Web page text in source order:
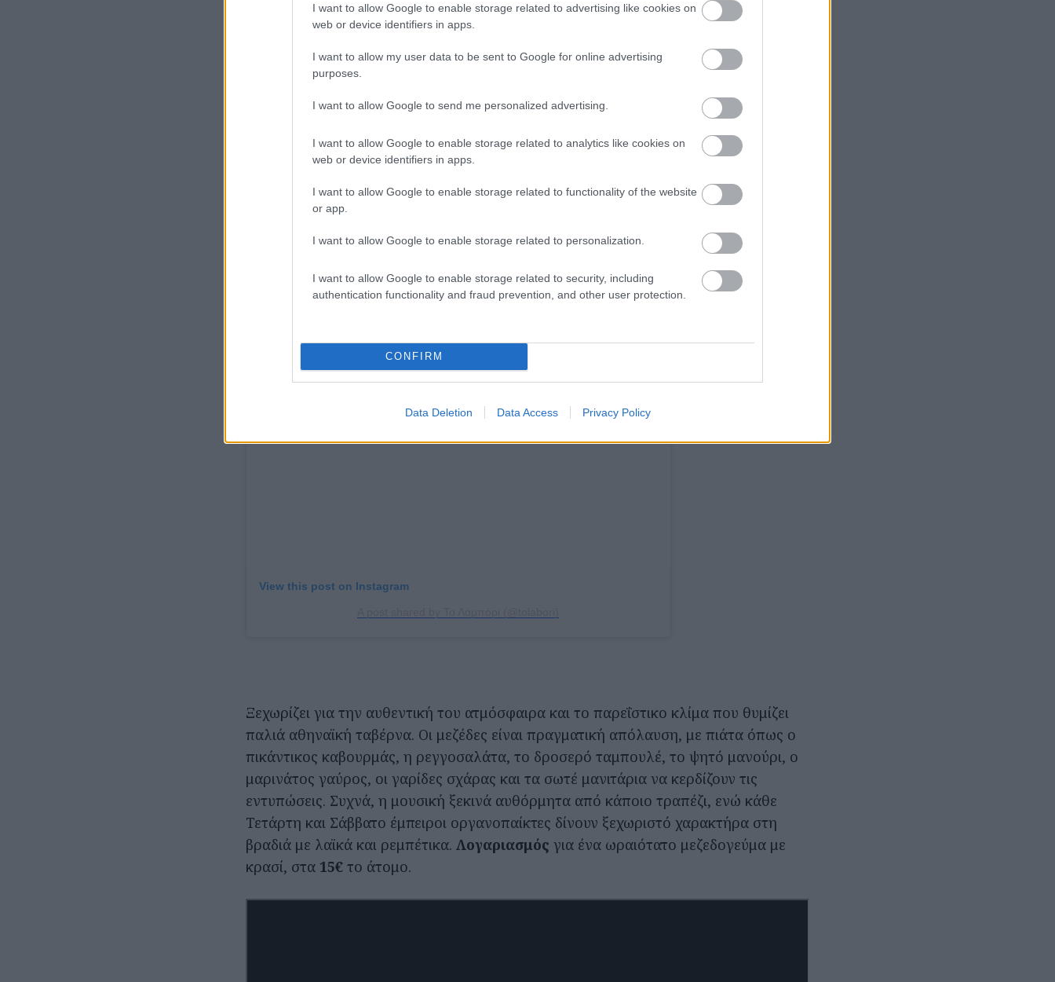
I want to allow Google to enable storage related to advertising like cookies on
web or device identifiers in apps.
I want to allow my user data to be sent to Google for online advertising
purposes.
I want to allow Google to send me personalized advertising.
I want to allow Google to enable storage related to analytics like cookies on
web or device identifiers in apps.
I want to allow Google to enable storage related to functionality of the website
or app.
I want to allow Google to enable storage related to personalization.
I want to allow Google to enable storage related to security, including
authentication functionality and fraud prevention, and other user protection.
CONFIRM
Data Deletion Data Access Privacy Policy
Δ
και τα κουκλίστικαΠετράλωναμας φιλεύουν ωραίους μεζέδες και
σωστές πενιές, αρκεί να ξέρουμε πού να πιάσουμε τραπέζι.
τσίπουρα, σε αγαπημένες διευθύνσεις με άρωμα παλιάς Αθήνας.
Για περάστε!
Το Λαμπόρι
Αλκμήνης 23, Κάτω Πετράλωνα, τηλ.: 21 3030 2493
View this post on Instagram
Ξεχωρίζει για την αυθεντική του ατμόσφαιρα και το παρεΐστικο κλίμα που θυμίζει
παλιά αθηναϊκή ταβέρνα. Οι μεζέδες είναι πραγματική απόλαυση, με πιάτα όπως ο
πικάντικος καβουρμάς, η ρεγγοσαλάτα, το δροσερό ταμπουλέ, το ψητό μανούρι, ο
μαρινάτος γαύρος, οι γαρίδες σχάρας και τα σωτέ μανιτάρια να κερδίζουν τις
εντυπώσεις. Συχνά, η μουσική ξεκινά αυθόρμητα από κάποιο τραπέζι, ενώ κάθε
Τετάρτη και Σάββατο έμπειροι οργανοπαίκτες δίνουν ξεχωριστό χαρακτήρα στη
βραδιά με λαϊκά και ρεμπέτικα. Λογαριασμός για ένα ωραιότατο μεζεδογεύμα με
κρασί, στα 15€το άτομο.